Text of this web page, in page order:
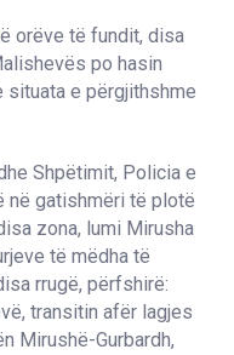
orëve të fundit, disa
po hasin
e përgjithshme
Shpëtimit, Policia e
në gatishmëri të plotë
zona, lumi Mirusha
të mëdha të
rrugë, përfshirë:
transitin afër lagjes
Mirushë-Gurbardh,